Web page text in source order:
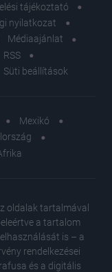
tájékoztató
nyilatkozat
Médiaajánlat
RSS
Süti beállítások
Mexikó
oldalak tartalmával
a tartalom
is – a
rendelkezései
és a digitális